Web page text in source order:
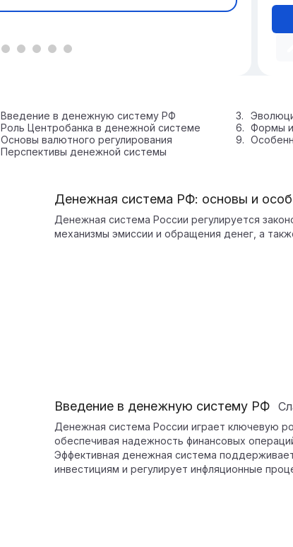
Введение в денежную систему РФ
Роль Центробанка в денежной системе
Формы
Основы валютного регулирования
Перспективы денежной системы
Денежная система РФ: основы и
Денежная система России регулируется
механизмы эмиссии и обращения денег, а
Введение в денежную систему РФ
Денежная система России играет ключевую
обеспечивая надежность финансовых
Эффективная денежная система
инвестициям и регулирует инфляционные